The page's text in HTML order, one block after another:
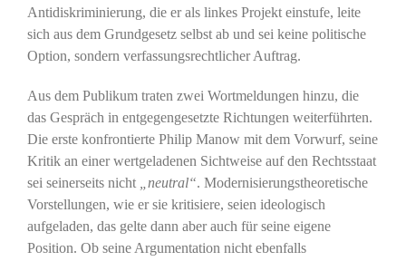
Antidiskriminierung, die er als linkes Projekt einstufe, leite
sich aus dem Grundgesetz selbst ab und sei keine politische
Option, sondern verfassungsrechtlicher Auftrag.
Aus dem Publikum traten zwei Wortmeldungen hinzu, die
das Gespräch in entgegengesetzte Richtungen weiterführten.
Die erste konfrontierte Philip Manow mit dem Vorwurf, seine
Kritik an einer wertgeladenen Sichtweise auf den Rechtsstaat
sei seinerseits nicht
„neutral“. Modernisierungstheoretische
Vorstellungen, wie er sie kritisiere, seien ideologisch
aufgeladen, das gelte dann aber auch für seine eigene
Position. Ob seine Argumentation nicht ebenfalls